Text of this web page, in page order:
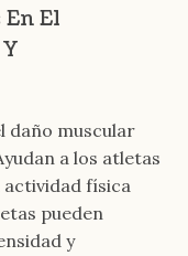
El
daño muscular
a los atletas
actividad física
pueden
y